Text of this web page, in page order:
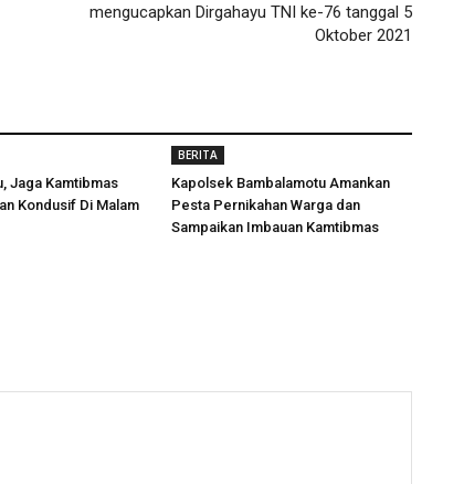
mengucapkan Dirgahayu TNI ke-76 tanggal 5
Oktober 2021
Jaga Kamtibmas
Kondusif Di Malam
BERITA
Kapolsek Bambalamotu Amankan
Pesta Pernikahan Warga dan
Sampaikan Imbauan Kamtibmas